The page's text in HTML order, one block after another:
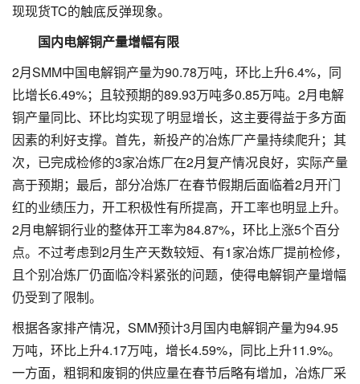
现现货TC的触底反弹现象。
国内电解铜产量增幅有限
2月SMM中国电解铜产量为90.78万吨，环比上升6.4%，同
比增长6.49%；且较预期的89.93万吨多0.85万吨。2月电解
铜产量同比、环比均实现了明显增长，这主要得益于多方面
因素的利好支撑。首先，新投产的冶炼厂产量持续爬升；其
次，已完成检修的3家冶炼厂在2月复产情况良好，实际产量
高于预期；最后，部分冶炼厂在春节假期后面临着2月开门
红的业绩压力，开工积极性有所提高，开工率也明显上升。
2月电解铜行业的整体开工率为84.87%，环比上涨5个百分
点。不过考虑到2月生产天数较短、有1家冶炼厂提前检修，
且个别冶炼厂仍面临冷料紧张的问题，使得电解铜产量增幅
仍受到了限制。
根据各家排产情况，SMM预计3月国内电解铜产量为94.95
万吨，环比上升4.17万吨，增长4.59%，同比上升11.9%。
一方面，粗铜和废铜的供应量在春节后略有增加，冶炼厂采